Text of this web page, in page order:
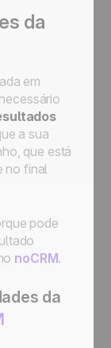
da
em
a sua
que está
no final
pode
noCRM.
da